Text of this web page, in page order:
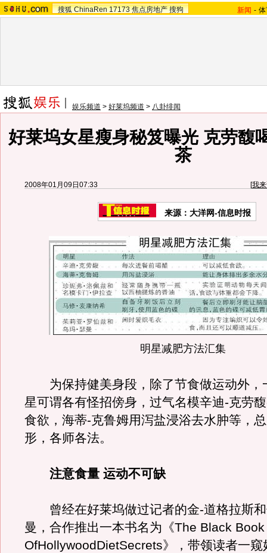
搜狐 ChinaRen 17173 焦点房地产 搜狗 新闻 -
娱乐频道 > 好莱坞频道 > 八卦绯闻
好莱坞女星瘦身秘笈曝光 克劳馥
茶
2008年01月09日07:33 [我
来源：大洋网-信息时报
明星减肥方法汇集
为保持健美身段，除了节食做运动外，
星可谓各有怪招傍身，过气名模辛迪-克劳
食欲，海蒂-克鲁姆用泻盐浸浴去水肿等，
形，各师各法。
注意食量 运动不可缺
曾经在好莱坞做过记者的金-道格拉斯和
曼，合作推出一本书名为《The Black Book
OfHollywoodDietSecrets》，带领读者一窥